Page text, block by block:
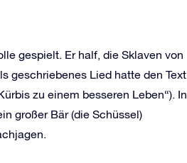
gespielt. Er half, die Sklaven von
geschriebenes Lied hatte den Text
zu einem besseren Leben“). In
großer Bär (die Schüssel)